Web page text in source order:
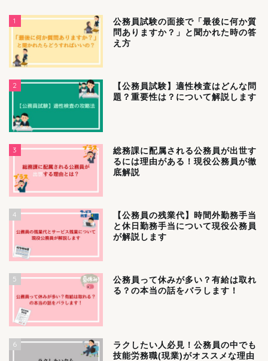
1
公務員試験の面接で「最後に何か質
問ありますか？」と聞かれた時の答
え方
2
【公務員試験】適性検査はどんな問
題？重要性は？について解説します
3
総務課に配属される公務員が出世す
るには理由がある！現役公務員が徹
底解説
4
【公務員の残業代】時間外勤務手当
と休日勤務手当について現役公務員
が解説します
5
公務員って休みが多い？有給は取れ
る？の本当の話をバラします！
6
ラクしたい人必見！公務員の中でも
技能労務職(現業)がオススメな理由